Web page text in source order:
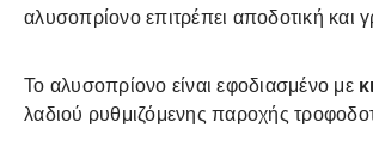
αλυσοπρίονο επιτρέπει αποδοτική
Το αλυσοπρίονο είναι εφοδιασμένο με
λαδιού ρυθμιζόμενης παροχής